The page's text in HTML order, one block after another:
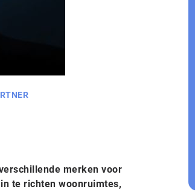
merken voor
te richten woonruimtes,